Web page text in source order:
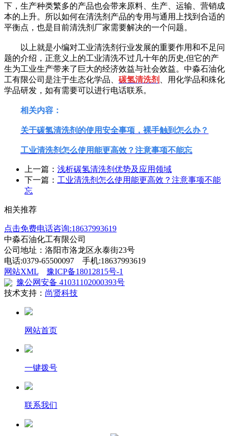
下，生产种类繁多的产品也会带来原料、生产、运输、营销成
本的上升。所以如何在清洗剂产品的专用与通用上找到合适的
平衡点，也是目前清洗剂厂家需要解决的一个问题。
以上就是小编对工业清洗剂行业发展的重要作用和不足问
题的介绍，正意义上的工业清洗不过几十年的历史,但它的产
生为工业生产带来了巨大的经济效益与社会效益。中淼石油化
工有限公司是注于生态化学品、 碳氢清洗剂
、用化学品和殊化
学品研发，如有需要可以进行电话联系。
相关内容：
关于碳氢清洗剂的使用安全事项，裸手触到怎么办？
工业清洗剂怎么使用能更高效？注意事项不能忘
上一篇： 浅析碳氢清洗剂优势及应用领域
下一篇： 工业清洗剂怎么使用能更高效？注意事项不能
忘
相关推荐
点击免费电话咨询:18637993619
中淼石油化工有限公司
公司地址：洛阳市洛龙区永泰街23号
电话:0379-65500097 手机:18637993619
网站XML
豫ICP备18012815号-1
豫公网安备 41031102000393号
技术支持： 尚贤科技
网站首页
一键拨号
联系我们